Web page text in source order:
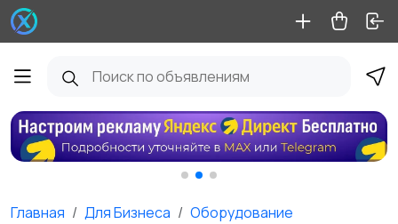
Главная Для Бизнеса Оборудование